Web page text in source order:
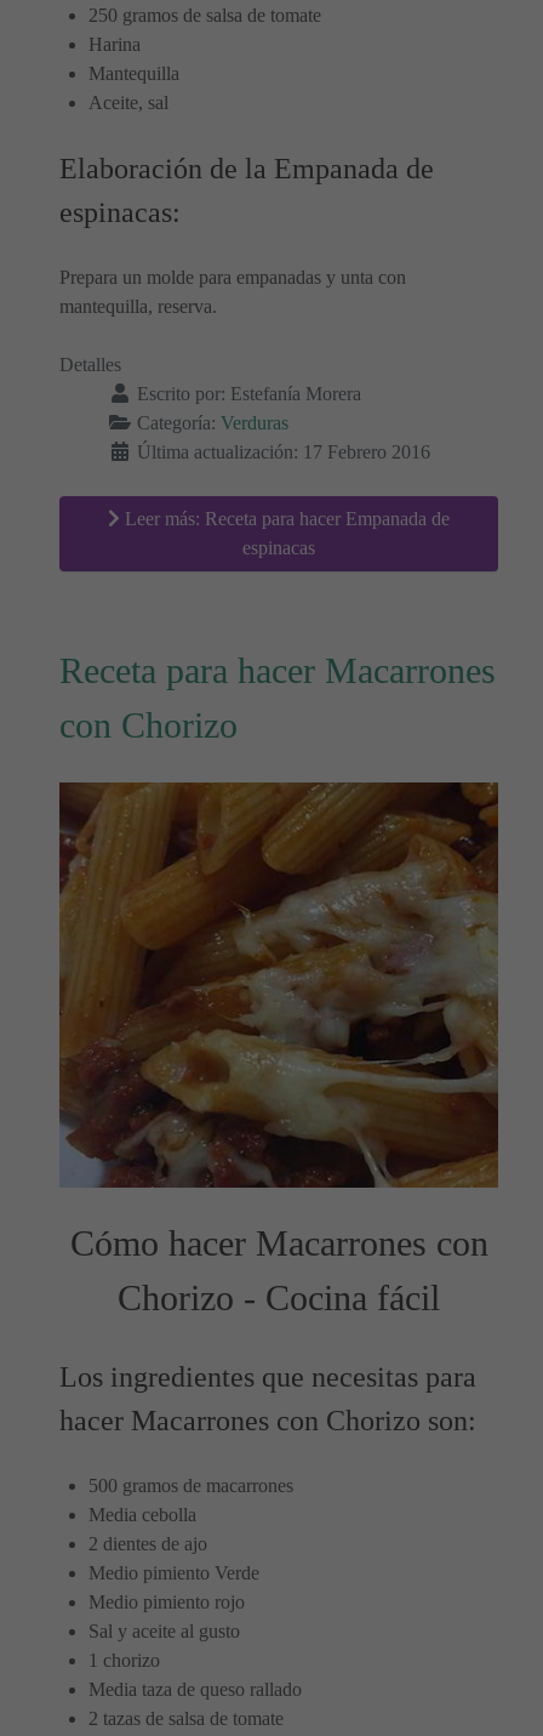
250 gramos de salsa de tomate
Harina
Mantequilla
Aceite, sal
Elaboración de la Empanada de
espinacas:
Prepara un molde para empanadas y unta con
mantequilla, reserva.
Detalles
Escrito por: Estefanía Morera
Categoría: Verduras
Última actualización: 17 Febrero 2016
Leer más: Receta para hacer Empanada de
espinacas
Receta para hacer Macarrones
con Chorizo
Cómo hacer Macarrones con
Chorizo - Cocina fácil
Los ingredientes que necesitas para
hacer Macarrones con Chorizo son:
500 gramos de macarrones
Media cebolla
2 dientes de ajo
Medio pimiento Verde
Medio pimiento rojo
Sal y aceite al gusto
1 chorizo
Media taza de queso rallado
2 tazas de salsa de tomate